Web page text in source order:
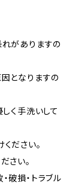
がありますの
となりますの
く手洗いして
ださい。
さい。
破損・トラブル